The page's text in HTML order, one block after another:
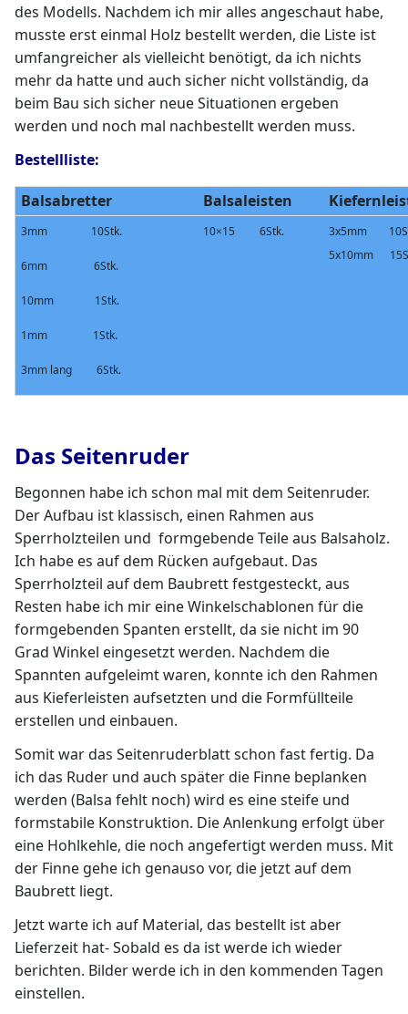
des Modells. Nachdem ich mir alles angeschaut habe,
musste erst einmal Holz bestellt werden, die Liste ist
umfangreicher als vielleicht benötigt, da ich nichts
mehr da hatte und auch sicher nicht vollständig, da
beim Bau sich sicher neue Situationen ergeben
werden und noch mal nachbestellt werden muss.
Bestellliste:
Balsabretter Balsaleisten
3mm 10Stk.
6mm 6Stk.
10mm 1Stk.
1mm 1Stk.
3mm lang 6Stk.
10×15 6Stk.
3x5mm
5x10mm
Das Seitenruder
Begonnen habe ich schon mal mit dem Seitenruder.
Der Aufbau ist klassisch, einen Rahmen aus
Sperrholzteilen und formgebende Teile aus Balsaholz.
Ich habe es auf dem Rücken aufgebaut. Das
Sperrholzteil auf dem Baubrett festgesteckt, aus
Resten habe ich mir eine Winkelschablonen für die
formgebenden Spanten erstellt, da sie nicht im 90
Grad Winkel eingesetzt werden. Nachdem die
Spannten aufgeleimt waren, konnte ich den Rahmen
aus Kieferleisten aufsetzten und die Formfüllteile
erstellen und einbauen.
Somit war das Seitenruderblatt schon fast fertig. Da
ich das Ruder und auch später die Finne beplanken
werden (Balsa fehlt noch) wird es eine steife und
formstabile Konstruktion. Die Anlenkung erfolgt über
eine Hohlkehle, die noch angefertigt werden muss. Mit
der Finne gehe ich genauso vor, die jetzt auf dem
Baubrett liegt.
Jetzt warte ich auf Material, das bestellt ist aber
Lieferzeit hat- Sobald es da ist werde ich wieder
berichten. Bilder werde ich in den kommenden Tagen
einstellen.